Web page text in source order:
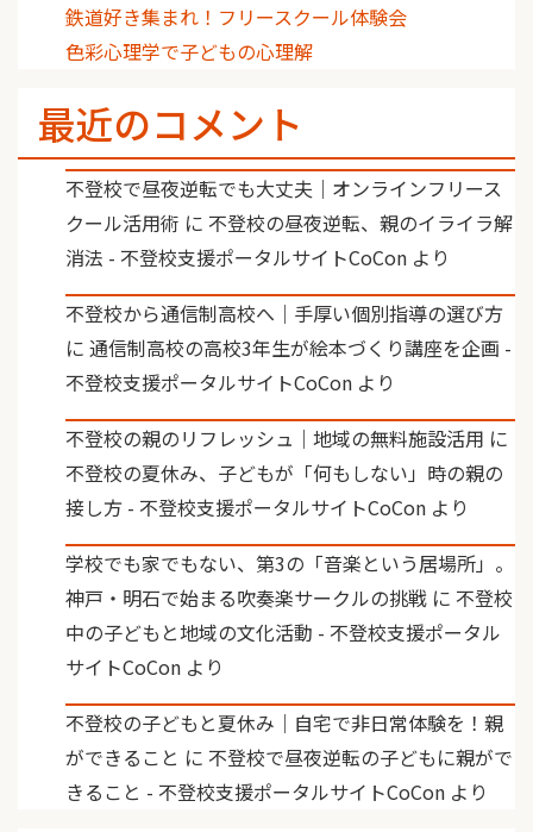
鉄道好き集まれ！フリースクール体験会
色彩心理学で子どもの心理解
最近のコメント
不登校で昼夜逆転でも大丈夫｜オンラインフリース
クール活用術 に 不登校の昼夜逆転、親のイライラ解
消法 - 不登校支援ポータルサイトCoCon より
不登校から通信制高校へ｜手厚い個別指導の選び方
に 通信制高校の高校3年生が絵本づくり講座を企画 -
不登校支援ポータルサイトCoCon より
不登校の親のリフレッシュ｜地域の無料施設活用 に
不登校の夏休み、子どもが「何もしない」時の親の
接し方 - 不登校支援ポータルサイトCoCon より
学校でも家でもない、第3の「音楽という居場所」。
神戸・明石で始まる吹奏楽サークルの挑戦 に 不登校
中の子どもと地域の文化活動 - 不登校支援ポータル
サイトCoCon より
不登校の子どもと夏休み｜自宅で非日常体験を！親
ができること に 不登校で昼夜逆転の子どもに親がで
きること - 不登校支援ポータルサイトCoCon より